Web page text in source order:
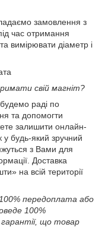
замовлення з
час отримання
вимірювати діаметр і
свій магніт?
раді по
та допомогти
залишити онлайн-
у будь-який зручний
з Вами для
Доставка
на всій території
передоплата або
100%
що товар